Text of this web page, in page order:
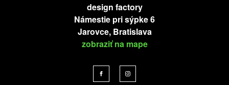
design factory
Námestie pri sýpke 6
Jarovce, Bratislava
zobraziť na mape